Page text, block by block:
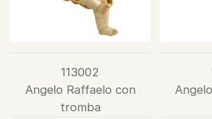
113002
Angelo Raffaelo con
tromba